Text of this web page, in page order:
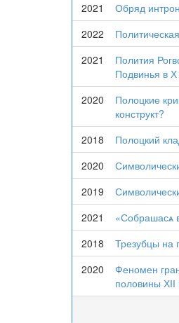
2021 Обряд
2022
2021
Полития
Подвинья в Х
2020
Полоцкие
конструкт?
2018 Полоцкий
2020
2019
2021
«Собрашасѧ
2018
Трезубцы на
2020
Феномен
половины ХІІ